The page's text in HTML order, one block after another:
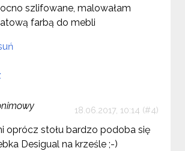
szlifowane, malowałam
farbą do mebli
18.06.2017, 10:14
oprócz stołu bardzo podoba się
Desigual na krześle ;-)